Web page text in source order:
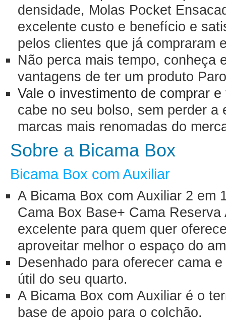
densidade, Molas Pocket
excelente custo e benefício e
pelos clientes que já compraram
Não perca mais tempo, conheça
vantagens de ter um produto
Vale o investimento de comprar
cabe no seu bolso, sem perder
marcas mais renomadas do
Sobre a Bicama Box
Bicama Box com Auxiliar
A Bicama Box com Auxiliar 2 em
Cama Box Base+ Cama
excelente para quem quer
aproveitar melhor o espaço do
Desenhado para oferecer cama
útil do seu quarto.
A Bicama Box com Auxiliar é o
base de apoio para o colchão.